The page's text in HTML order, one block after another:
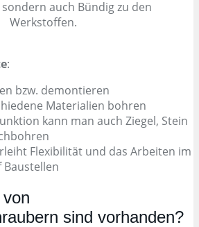
auch Bündig zu den
Werkstoffen.
:
bzw. demontieren
Materialien bohren
kann man auch Ziegel, Stein
Flexibilität und das Arbeiten im
sind vorhanden?